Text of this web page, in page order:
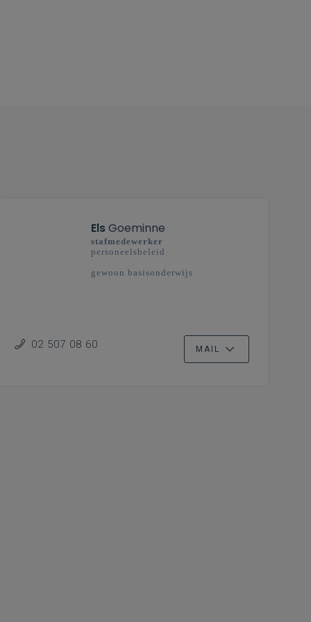
ElsGoeminne
stafmedewerker
personeelsbeleid
gewoon basisonderwijs
02 507 08 60 MAIL